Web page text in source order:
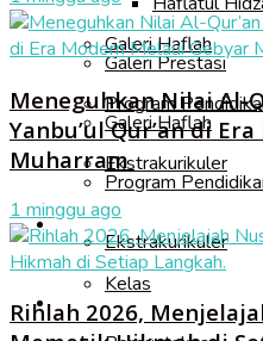
Galeri Haflah
Program
Ekstrakurikuler
Fasilitas
Kelas
Galeri Prestasi
Galeri Haflah
Program
Ekstrakurikuler
Fasilitas
Meneguhkan Nilai Al-
Yanbu’ul Qur’an di
Muharram
1 minggu ago
Rihlah 2026,